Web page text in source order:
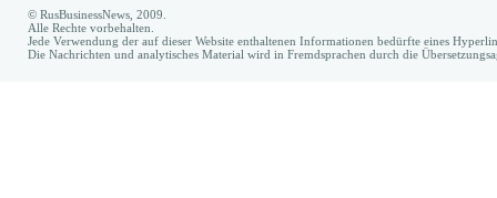
© RusBusinessNews, 2009.
Alle Rechte vorbehalten.
Jede Verwendung der auf dieser Website enthaltenen Informationen bedürfte eines
Die Nachrichten und analytisches Material wird in Fremdsprachen durch die